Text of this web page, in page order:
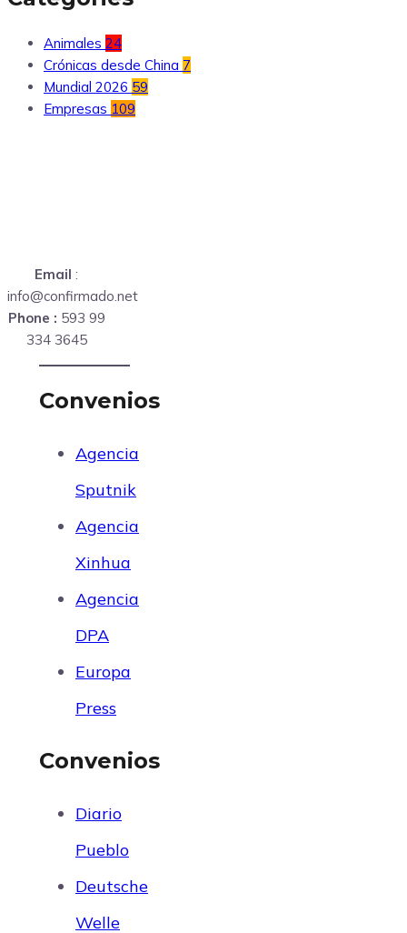
Animales 24
Crónicas desde China 7
Mundial 2026 59
Empresas 109
Email :
info@confirmado.net
Phone : 593 99
334 3645
Convenios
Agencia
Sputnik
Agencia
Xinhua
Agencia
DPA
Europa
Press
Convenios
Diario
Pueblo
Deutsche
Welle